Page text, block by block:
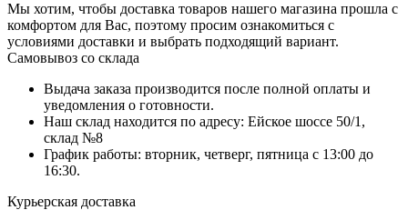
Мы хотим, чтобы доставка товаров нашего магазина прошла с
комфортом для Вас, поэтому просим ознакомиться с
условиями доставки и выбрать подходящий вариант.
Самовывоз со склада
Выдача заказа производится после полной оплаты и
уведомления о готовности.
Наш склад находится по адресу: Ейское шоссе 50/1,
склад №8
График работы: вторник, четверг, пятница с 13:00 до
16:30.
Курьерская доставка